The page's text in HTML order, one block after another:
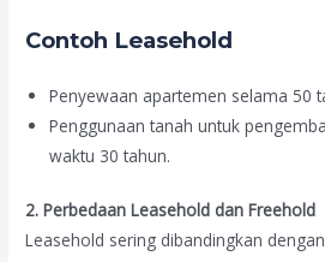
Contoh Leasehold
Penyewaan apartemen selama 50
Penggunaan tanah untuk
waktu 30 tahun.
2. Perbedaan Leasehold dan Freehold
Leasehold sering dibandingkan